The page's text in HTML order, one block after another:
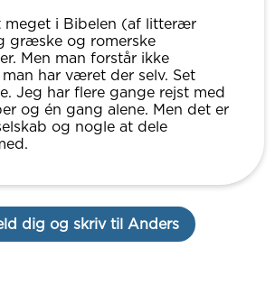
i Bibelen (af litterær
græske og romerske
Men man forstår ikke
har været der selv. Set
Jeg har flere gange rejst med
og én gang alene. Men det er
og nogle at dele
dig og skriv til Anders